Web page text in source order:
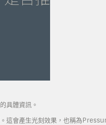
具體資訊。
這會產生光刻效果，也稱為